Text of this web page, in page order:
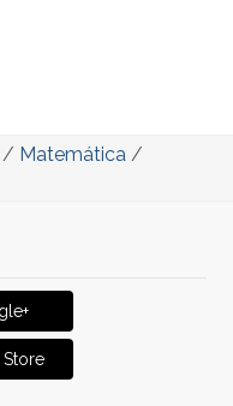
/ Matemática /
Store